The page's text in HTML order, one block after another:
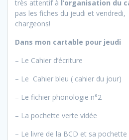
très attentif à l’organisation du
pas les fiches du jeudi et
chargeons!
Dans mon cartable pour jeudi
– Le Cahier d’écriture
– Le Cahier bleu ( cahier du jour)
– Le fichier phonologie n°2
– La pochette verte vidée
– Le livre de la BCD et sa pochette